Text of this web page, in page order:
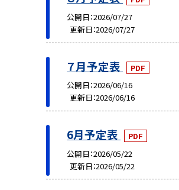
公開日 2026/07/27
更新日 2026/07/27
７月予定表
PDF
公開日 2026/06/16
更新日 2026/06/16
6月予定表
PDF
公開日 2026/05/22
更新日 2026/05/22